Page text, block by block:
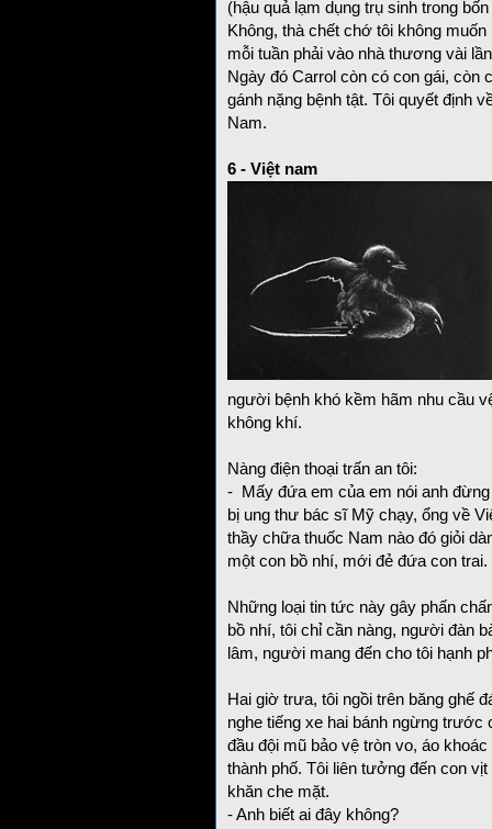
(hậu quả lạm dụng trụ sinh trong
Không, thà chết chớ tôi không
mỗi tuần phải vào nhà thương vài
Ngày đó Carrol còn có con gái, còn
gánh nặng bệnh tật. Tôi quyết định
Nam.
6 - Việt nam
người bệnh khó kềm hãm nhu cầu
không khí.
Nàng điện thoại trấn an tôi:
- Mấy đứa em của em nói anh đừng
bị ung thư bác sĩ Mỹ chạy, ổng về
thầy chữa thuốc Nam nào đó giỏi
một con bồ nhí, mới đẻ đứa con trai.
Những loại tin tức này gây phấn
bồ nhí, tôi chỉ cần nàng, người đàn
lâm, người mang đến cho tôi hạnh
Hai giờ trưa, tôi ngồi trên băng ghế
nghe tiếng xe hai bánh ngừng trước
đầu đội mũ bảo vệ tròn vo, áo
thành phố. Tôi liên tưởng đến con
khăn che mặt.
- Anh biết ai đây không?